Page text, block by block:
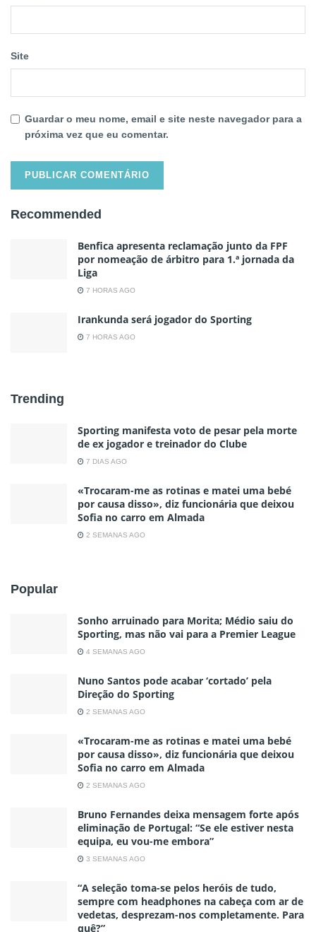
Site
Guardar o meu nome, email e site neste navegador para a
próxima vez que eu comentar.
Recommended
Benfica apresenta reclamação junto da FPF
por nomeação de árbitro para 1.ª jornada da
Liga
7 HORAS AGO
Irankunda será jogador do Sporting
7 HORAS AGO
Trending
Sporting manifesta voto de pesar pela morte
de ex jogador e treinador do Clube
7 DIAS AGO
«Trocaram-me as rotinas e matei uma bebé
por causa disso», diz funcionária que deixou
Sofia no carro em Almada
2 SEMANAS AGO
Popular
Sonho arruinado para Morita; Médio saiu do
Sporting, mas não vai para a Premier League
4 SEMANAS AGO
Nuno Santos pode acabar ‘cortado’ pela
Direção do Sporting
2 SEMANAS AGO
«Trocaram-me as rotinas e matei uma bebé
por causa disso», diz funcionária que deixou
Sofia no carro em Almada
2 SEMANAS AGO
Bruno Fernandes deixa mensagem forte após
eliminação de Portugal: “Se ele estiver nesta
equipa, eu vou-me embora”
3 SEMANAS AGO
“A seleção toma-se pelos heróis de tudo,
sempre com headphones na cabeça com ar de
vedetas, desprezam-nos completamente. Para
quê?”